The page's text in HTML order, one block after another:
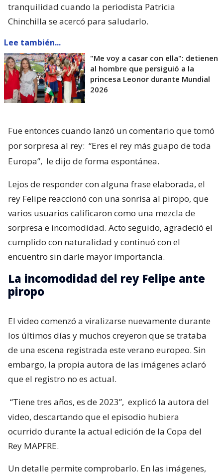
tranquilidad cuando la periodista Patricia
Chinchilla se acercó para saludarlo.
Lee también...
"Me voy a casar con ella": detienen
al hombre que persiguió a la
princesa Leonor durante Mundial
2026
Fue entonces cuando lanzó un comentario que tomó
por sorpresa al rey: “Eres el rey más guapo de toda
Europa”, le dijo de forma espontánea.
Lejos de responder con alguna frase elaborada, el
rey Felipe reaccionó con una sonrisa al piropo, que
varios usuarios calificaron como una mezcla de
sorpresa e incomodidad. Acto seguido, agradeció el
cumplido con naturalidad y continuó con el
encuentro sin darle mayor importancia.
La incomodidad del rey Felipe ante
piropo
El video comenzó a viralizarse nuevamente durante
los últimos días y muchos creyeron que se trataba
de una escena registrada este verano europeo. Sin
embargo, la propia autora de las imágenes aclaró
que el registro no es actual.
“Tiene tres años, es de 2023”, explicó la autora del
video, descartando que el episodio hubiera
ocurrido durante la actual edición de la Copa del
Rey MAPFRE.
Un detalle permite comprobarlo. En las imágenes,